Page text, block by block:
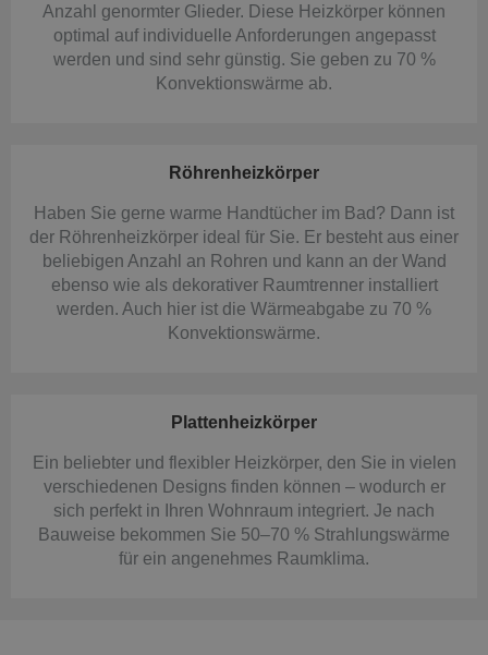
Anzahl genormter Glieder. Diese Heizkörper können
optimal auf individuelle Anforderungen angepasst
werden und sind sehr günstig. Sie geben zu 70 %
Konvektionswärme ab.
Röhrenheizkörper
Haben Sie gerne warme Handtücher im Bad? Dann ist
der Röhrenheizkörper ideal für Sie. Er besteht aus einer
beliebigen Anzahl an Rohren und kann an der Wand
ebenso wie als dekorativer Raumtrenner installiert
werden. Auch hier ist die Wärmeabgabe zu 70 %
Konvektionswärme.
Plattenheizkörper
Ein beliebter und flexibler Heizkörper, den Sie in vielen
verschiedenen Designs finden können – wodurch er
sich perfekt in Ihren Wohnraum integriert. Je nach
Bauweise bekommen Sie 50–70 % Strahlungswärme
für ein angenehmes Raumklima.